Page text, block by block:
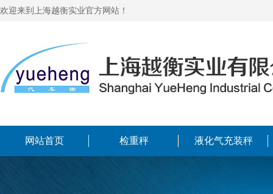
欢迎来到上海越衡实业官方网站！
网站首页 检重秤 液化气充装秤